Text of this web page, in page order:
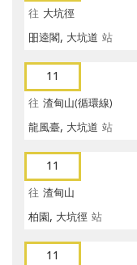
往 大坑徑
昍逵閣, 大坑道 站
11
往 渣甸山(循環線)
龍風臺, 大坑道 站
11
往 渣甸山
柏園, 大坑徑 站
11